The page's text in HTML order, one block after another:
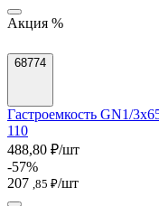
Акция %
68774
Гастроемкость GN1/
110
488,80 ₽/шт
-57%
207 ,85 ₽/шт